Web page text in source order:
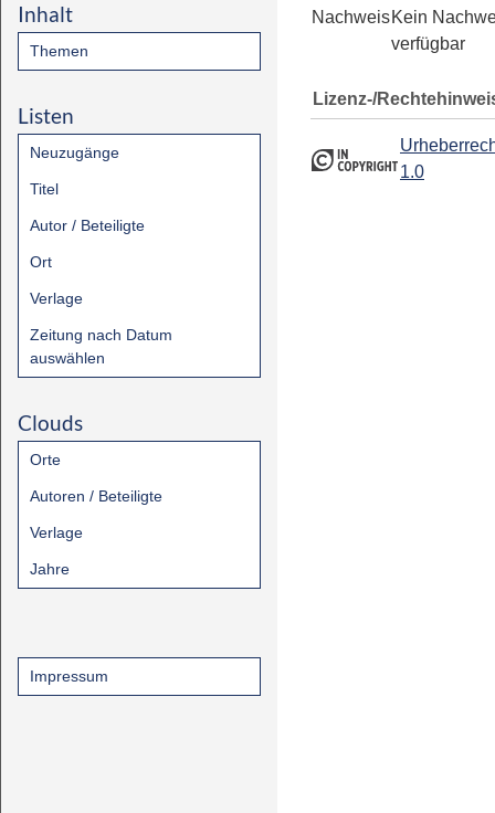
Inhalt
Themen
Listen
Neuzugänge
Titel
Autor / Beteiligte
Ort
Verlage
Zeitung nach Datum
auswählen
Clouds
Orte
Autoren / Beteiligte
Verlage
Jahre
Impressum
NachweisKein
verfügbar
Lizenz-/
1.0